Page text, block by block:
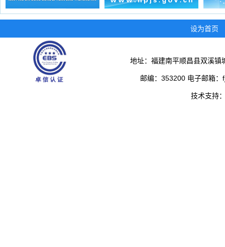
设为首页
地址：福建南平顺昌县双溪
邮编：353200 电子邮箱
技术支持